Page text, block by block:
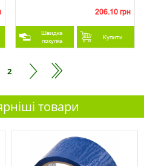
206.10 грн
Швидка
покупка
Купити
2
товари